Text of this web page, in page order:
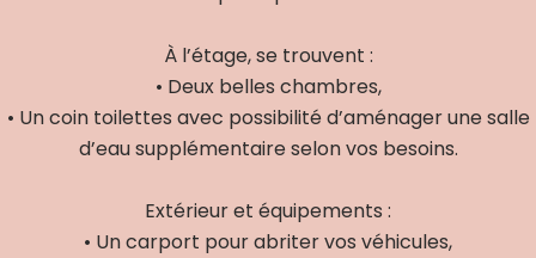
À l’étage, se trouvent :
• Deux belles chambres,
• Un coin toilettes avec possibilité d’aménager une salle
d’eau supplémentaire selon vos besoins.
Extérieur et équipements :
• Un carport pour abriter vos véhicules,